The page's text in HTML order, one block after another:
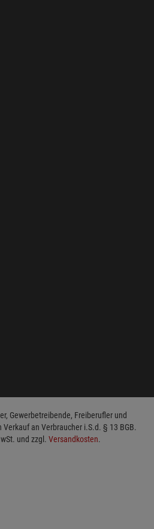
Gewerbetreibende, Freiberufler und
an Verbraucher i.S.d. § 13 BGB.
und zzgl. Versandkosten.